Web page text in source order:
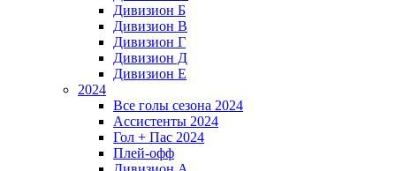
Дивизион Б
Дивизион В
Дивизион Г
Дивизион Д
Дивизион Е
2024
Все голы сезона 2024
Ассистенты 2024
Гол + Пас 2024
Плей-офф